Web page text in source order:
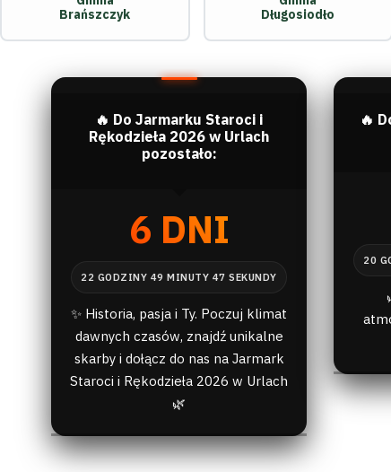
Brańszczyk
Długosiodło
🔥 Do Jarmarku Staroci i
Rękodzieła 2026 w Urlach
pozostało:
6 DNI
✨ Historia, pasja i Ty. Poczuj klimat
dawnych czasów, znajdź unikalne
skarby i dołącz do nas na Jarmark
Staroci i Rękodzieła 2026 w Urlach
🌿
🔥